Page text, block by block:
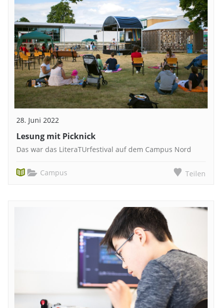
28. Juni 2022
Lesung mit Picknick
Das war das LiteraTUrfestival auf dem Campus Nord
Campus Teilen